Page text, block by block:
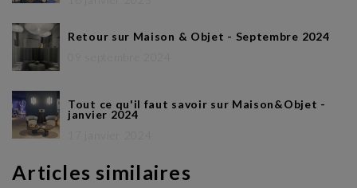
Retour sur Maison & Objet - Septembre 2024
Tout ce qu'il faut savoir sur Maison&Objet -
janvier 2024
Articles similaires